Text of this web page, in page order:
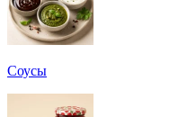
Соусы